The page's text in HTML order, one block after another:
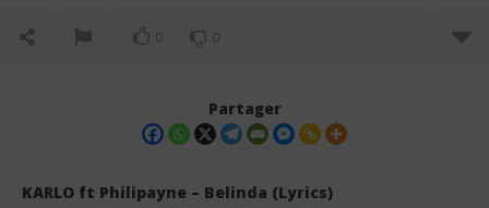
0 0
Partager
KARLO ft Philipayne – Belinda (Lyrics)